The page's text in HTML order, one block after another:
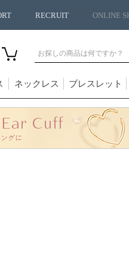
RECRUIT ONLINE
ネックレス ブレスレット